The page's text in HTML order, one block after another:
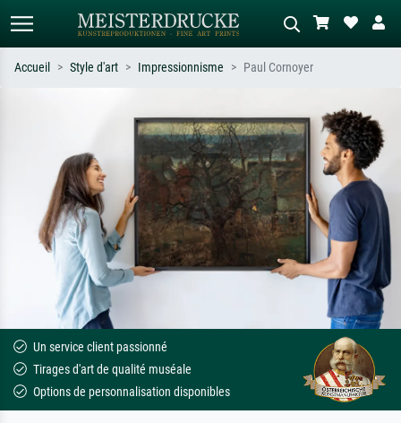
Recherchez par artiste, titre ou style –
ex. Monet, Nuit étoilée,
impressionnisme, vague de Hokusai,
nu.
Décrivez la scène – ex. prairie verte,
abstrait avec beaucoup de rouge,
tableau sombre, nu debout près d'un
arbre.
Accueil Style d'art Impressionnisme Paul Cornoyer
Un service client passionné
Tirages d'art de qualité muséale
Options de personnalisation disponibles